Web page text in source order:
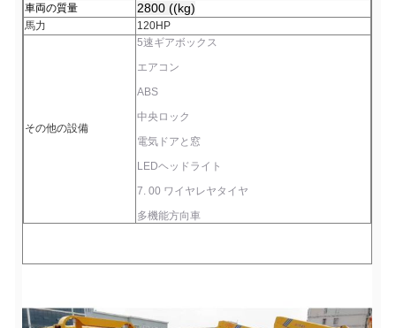
車両の質量 2800 ((kg)
馬力 120HP
その他の設備
5速ギアボックス
エアコン
ABS
中央ロック
電気ドアと窓
LEDヘッドライト
7. 00 ワイヤレヤタイヤ
多機能方向車